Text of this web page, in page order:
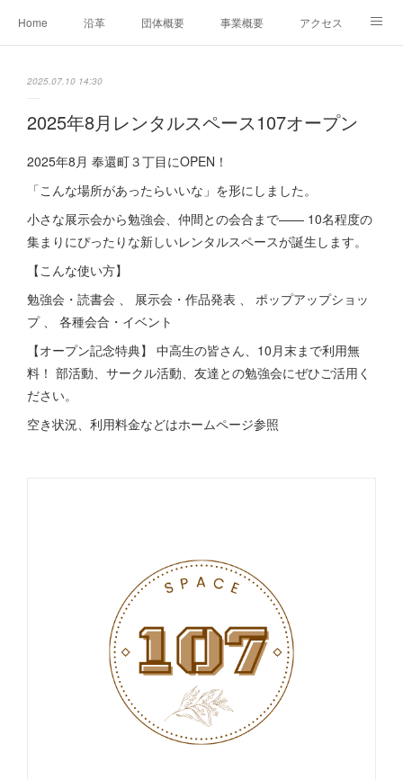
Home 沿革 団体概要 事業概要 アクセス
2025.07.10 14:30
2025年8月レンタルスペース107オープン
2025年8月 奉還町３丁目にOPEN！
「こんな場所があったらいいな」を形にしました。
小さな展示会から勉強会、仲間との会合まで—— 10名程度の
集まりにぴったりな新しいレンタルスペースが誕生します。
【こんな使い方】
勉強会・読書会 、 展示会・作品発表 、 ポップアップショッ
プ 、 各種会合・イベント
【オープン記念特典】 中高生の皆さん、10月末まで利用無
料！ 部活動、サークル活動、友達との勉強会にぜひご活用く
ださい。
空き状況、利用料金などはホームページ参照